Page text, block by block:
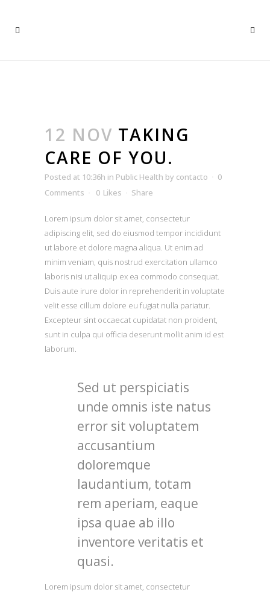
12 NOV TAKING
CARE OF YOU.
Posted at 10:36h in Public Health by contacto
0
Comments
0 Likes Share
Lorem ipsum dolor sit amet, consectetur
adipiscing elit, sed do eiusmod tempor incididunt
ut labore et dolore magna aliqua. Ut enim ad
minim veniam, quis nostrud exercitation ullamco
laboris nisi ut aliquip ex ea commodo consequat.
Duis aute irure dolor in reprehenderit in voluptate
velit esse cillum dolore eu fugiat nulla pariatur.
Excepteur sint occaecat cupidatat non proident,
sunt in culpa qui officia deserunt mollit anim id est
laborum.
Sed ut perspiciatis
unde omnis iste natus
error sit voluptatem
accusantium
doloremque
laudantium, totam
rem aperiam, eaque
ipsa quae ab illo
inventore veritatis et
quasi.
Lorem ipsum dolor sit amet, consectetur